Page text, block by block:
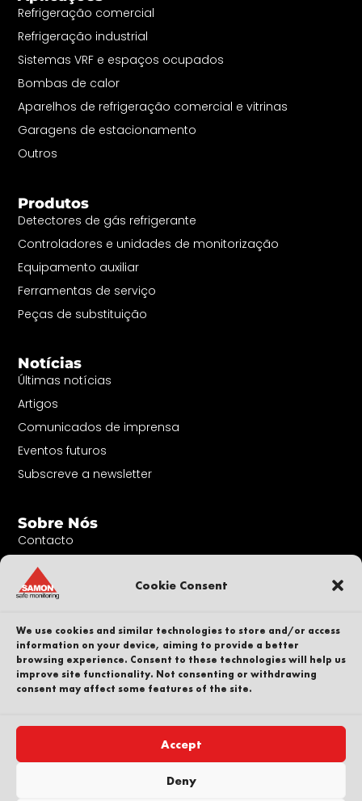
Cookie Consent
We use cookies and similar technologies to store and/or access
information on your device, aiming to provide a better
browsing experience. Consent to these technologies will help us
improve site functionality. Not consenting or withdrawing
consent may affect some features of the site.
Accept
Deny
Refrigeração comercial
Refrigeração industrial
Sistemas VRF e espaços ocupados
Bombas de calor
Aparelhos de refrigeração comercial e vitrinas
Garagens de estacionamento
Outros
Produtos
Detectores de gás refrigerante
Controladores e unidades de monitorização
Equipamento auxiliar
Ferramentas de serviço
Peças de substituição
Notícias
Últimas notícias
Artigos
Comunicados de imprensa
Eventos futuros
Subscreve a newsletter
Sobre Nós
Contacto
A nossa equipa
Carreira
Denunciante
Política de privacidade
Parte de
reservados